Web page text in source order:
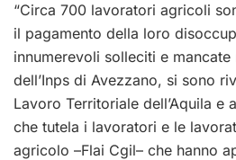
“Circa 700 lavoratori agricoli
il pagamento della loro
innumerevoli solleciti e
dell’Inps di Avezzano, si sono
Lavoro Territoriale dell’Aquila e
che tutela i lavoratori e le
agricolo –Flai Cgil– che hanno